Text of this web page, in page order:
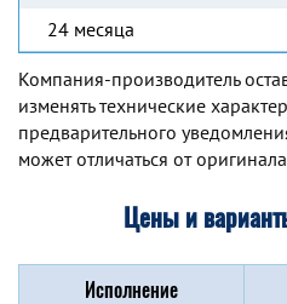
24 месяца
Компания-производитель
изменять технические
предварительного
может отличаться от
Цены и
Исполнение